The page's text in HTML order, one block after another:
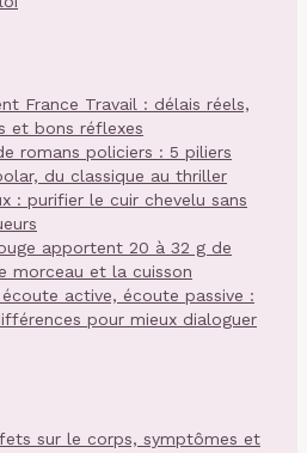
France Travail : délais réels,
et bons réflexes
romans policiers : 5 piliers
du classique au thriller
: purifier le cuir chevelu sans
apportent 20 à 32 g de
morceau et la cuisson
active, écoute passive :
pour mieux dialoguer
sur le corps, symptômes et